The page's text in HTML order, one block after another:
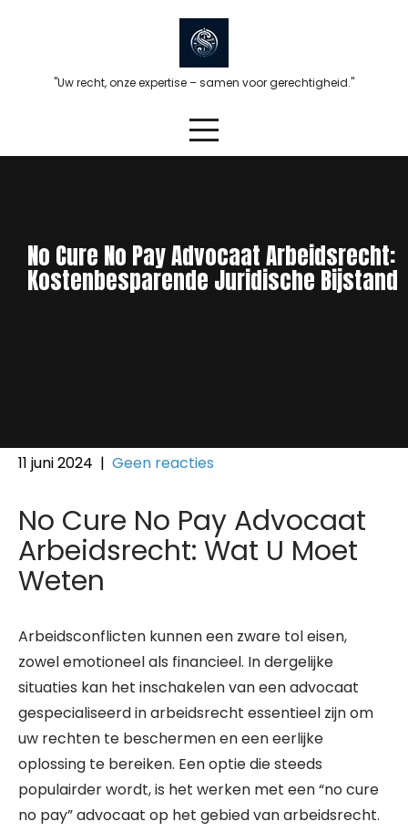
"Uw recht, onze expertise – samen voor gerechtigheid."
No Cure No Pay Advocaat Arbeidsrecht:
Kostenbesparende Juridische Bijstand
11 juni 2024 | Geen reacties
No Cure No Pay Advocaat
Arbeidsrecht: Wat U Moet
Weten
Arbeidsconflicten kunnen een zware tol eisen,
zowel emotioneel als financieel. In dergelijke
situaties kan het inschakelen van een advocaat
gespecialiseerd in arbeidsrecht essentieel zijn om
uw rechten te beschermen en een eerlijke
oplossing te bereiken. Een optie die steeds
populairder wordt, is het werken met een “no cure
no pay” advocaat op het gebied van arbeidsrecht.